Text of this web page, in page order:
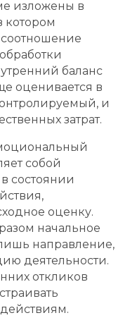
изложены в
котором
соотношение
баланс
оценивается в
и
затрат.
собой
состоянии
оценку.
начальное
направление,
деятельности.
откликов